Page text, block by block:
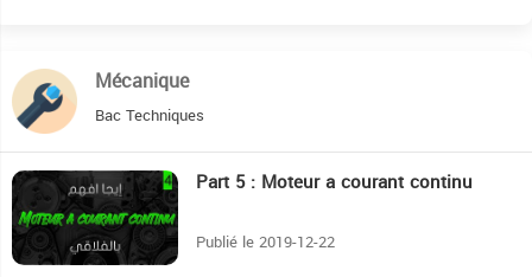
Mécanique
Bac Techniques
7:25 Part 5 : Moteur a courant continu
Publié le 2019-12-22